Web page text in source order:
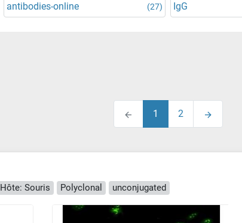
antibodies-online (27) IgG
1 2
Hôte: Souris Polyclonal unconjugated